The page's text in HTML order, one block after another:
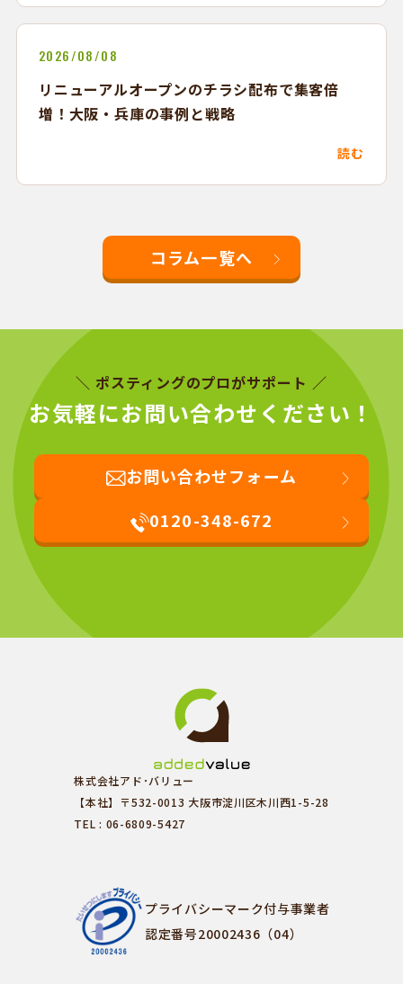
2026/08/08
リニューアルオープンのチラシ配布で集客倍
増！大阪・兵庫の事例と戦略
読む
コラム一覧へ
＼ ポスティングのプロがサポート ／
お気軽にお問い合わせください！
お問い合わせフォーム
0120-348-672
株式会社アド･バリュー
【本社】〒532-0013 大阪市淀川区木川西1-5-28
TEL : 06-6809-5427
プライバシーマーク付与事業者
認定番号20002436（04）